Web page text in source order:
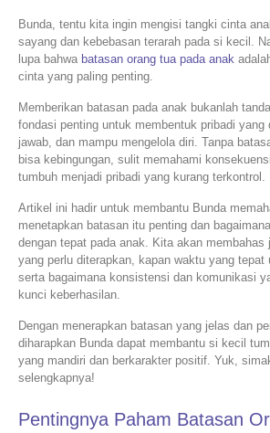
Bunda, tentu kita ingin mengisi tangki cinta
sayang dan kebebasan terarah pada si kecil.
lupa bahwa batasan orang tua pada anak
cinta yang paling penting.
Memberikan batasan pada anak bukanlah
fondasi penting untuk membentuk pribadi yang
jawab, dan mampu mengelola diri. Tanpa
bisa kebingungan, sulit memahami
tumbuh menjadi pribadi yang kurang terkontrol.
Artikel ini hadir untuk membantu Bunda
menetapkan batasan itu penting dan
dengan tepat pada anak. Kita akan membahas
yang perlu diterapkan, kapan waktu yang tepat
serta bagaimana konsistensi dan komunikasi
kunci keberhasilan.
Dengan menerapkan batasan yang jelas dan
diharapkan Bunda dapat membantu si kecil
yang mandiri dan berkarakter positif. Yuk,
selengkapnya!
Pentingnya Paham Batasan